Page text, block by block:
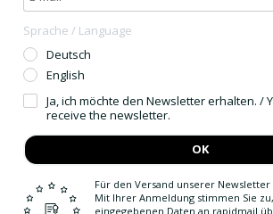
Sprache / Language
Deutsch
English
Ja, ich möchte den Newsletter erhalten. /
receive the newsletter.
OK
Für den Versand unserer
Mit Ihrer Anmeldung stimmen Sie
eingegebenen Daten an rapidmail